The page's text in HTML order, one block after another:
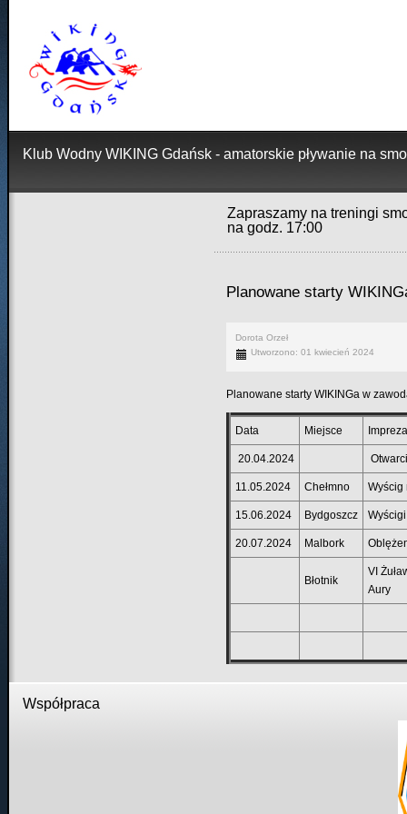
Klub Wodny WIKING Gdańsk - amatorskie pływanie na
Zapraszamy na treningi
na godz. 17:00
Planowane starty
Dorota Orzeł
Utworzono: 01 kwiecień 2024
Planowane starty WIKINGa w
Data Miejsce
20.04.2024
11.05.2024 Chełmno Wyścig
15.06.2024 Bydgoszcz
20.07.2024 Malbork
Błotnik
VI
Aury
Współpraca